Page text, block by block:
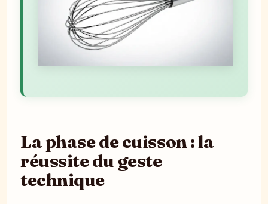
La phase de cuisson : la
réussite du geste
technique